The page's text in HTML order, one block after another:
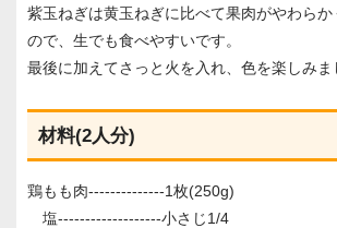
紫玉ねぎは黄玉ねぎに比べて果肉がやわら
ので、生でも食べやすいです。
最後に加えてさっと火を入れ、色を楽しみま
材料(2人分)
鶏もも肉--------------1枚(250g)
塩-------------------小さじ1/4